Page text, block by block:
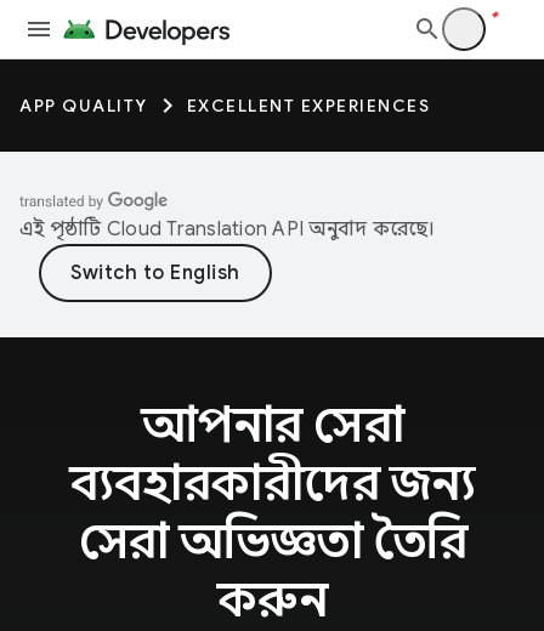
APP QUALITY EXCELLENT EXPERIENCES
এই পৃষ্ঠাটি Cloud Translation API অনুবাদ করেছে।
আপনার সেরা
ব্যবহারকারীদের জন্য
সেরা অভিজ্ঞতা তৈরি
করুন